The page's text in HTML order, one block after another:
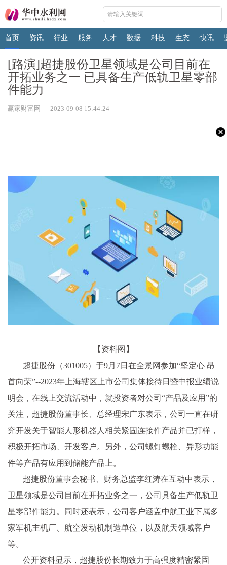
首页 资讯 行业 服务 人才 数据 科技 生态 快讯
[路演]超捷股份卫星领域是公司目前在
开拓业务之一 已具备生产低轨卫星零部
件能力
赢家财富网 2023-09-08 15:44:24
【资料图】
超捷股份（301005）于9月7日在全景网参加“坚定心 昂
首向荣”--2023年上海辖区上市公司集体接待日暨中报业绩说
明会，在线上交流活动中，就投资者对公司“产品及应用”的
关注，超捷股份董事长、总经理宋广东表示，公司一直在研
究开发关于智能人形机器人相关紧固连接件产品并已打样，
积极开拓市场、开发客户。另外，公司螺钉螺栓、异形功能
件等产品有应用到储能产品上。
超捷股份董事会秘书、财务总监李红涛在互动中表示，
卫星领域是公司目前在开拓业务之一，公司具备生产低轨卫
星零部件能力。同时还表示，公司客户涵盖中航工业下属多
家军机主机厂、航空发动机制造单位，以及航天领域客户
等。
公开资料显示，超捷股份长期致力于高强度精密紧固